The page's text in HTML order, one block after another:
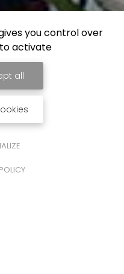
you control over
activate
all